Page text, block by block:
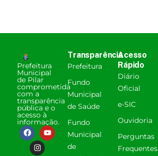
Prefeitura
Municipal
de Pilar
comprometida
com a
transparência
pública e o
acesso à
informação.
Transparência
Prefeitura
Fundo
Municipal
de Saúde
Fundo
Municipal
de
Acesso
Rápido
Diário
Oficial
e-SIC
Ouvidoria
Perguntas
Frequentes